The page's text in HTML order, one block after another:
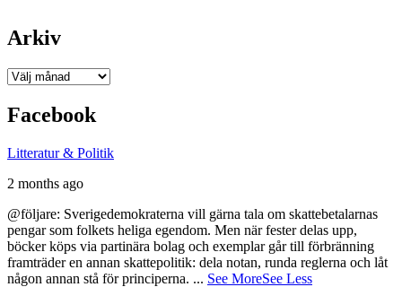
Arkiv
Arkiv
Facebook
Litteratur & Politik
2 months ago
@följare: Sverigedemokraterna vill gärna tala om skattebetalarnas
pengar som folkets heliga egendom. Men när fester delas upp,
böcker köps via partinära bolag och exemplar går till förbränning
framträder en annan skattepolitik: dela notan, runda reglerna och låt
någon annan stå för principerna. ... See MoreSee Less